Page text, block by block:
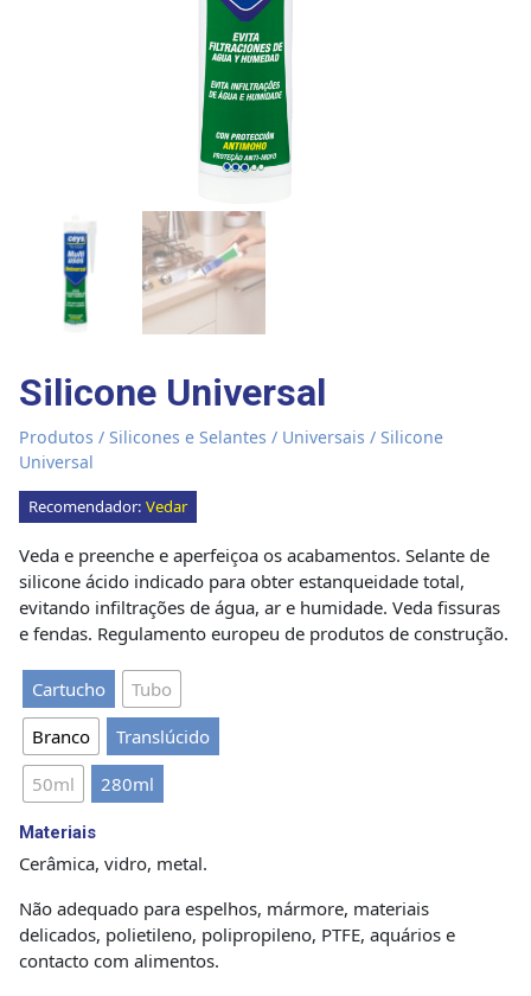
Silicone Universal
Produtos / Silicones e Selantes / Universais / Silicone
Universal
Recomendador: Vedar
Veda e preenche e aperfeiçoa os acabamentos. Selante de
silicone ácido indicado para obter estanqueidade total,
evitando infiltrações de água, ar e humidade. Veda fissuras
e fendas. Regulamento europeu de produtos de construção.
Cartucho
Tubo
Branco
Translúcido
50ml
280ml
Materiais
Cerâmica, vidro, metal.
Não adequado para espelhos, mármore, materiais
delicados, polietileno, polipropileno, PTFE, aquários e
contacto com alimentos.